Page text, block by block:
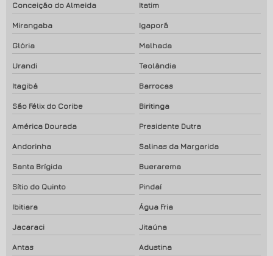
Conceição do Almeida Itatim
Mirangaba Igaporã
Glória Malhada
Urandi Teolândia
Itagibá Barrocas
São Félix do Coribe Biritinga
América Dourada Presidente Dutra
Andorinha Salinas da Margarida
Santa Brígida Buerarema
Sítio do Quinto Pindaí
Ibitiara Água Fria
Jacaraci Jitaúna
Antas Adustina